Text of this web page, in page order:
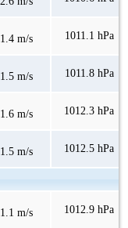
1.4 m/s 1011.1 hPa
1.5 m/s 1011.8 hPa
1.6 m/s 1012.3 hPa
1.5 m/s 1012.5 hPa
1.1 m/s 1012.9 hPa